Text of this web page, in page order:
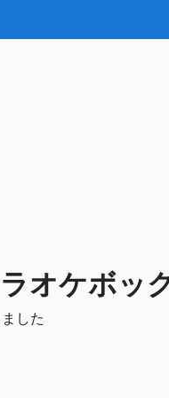
オケボッ
した